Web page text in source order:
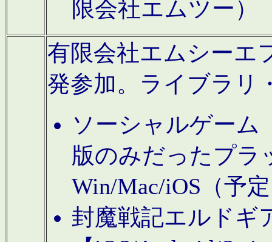
限会社エムツー）
有限会社エムシーエ
発参加。ライブラリ
ソーシャルゲーム
版のみだったプラ
Win/Mac/iOS（予
封魔戦記エルドギ